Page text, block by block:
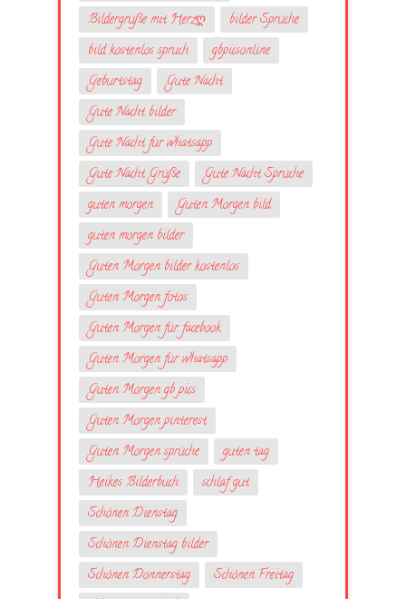
Bildergrüße mit Herzღ
bilder Sprüche
bild kostenlos spruch
gbpicsonline
Geburtstag
Gute Nacht
Gute Nacht bilder
Gute Nacht für whatsapp
Gute Nacht Grüße
Gute Nacht Sprüche
guten morgen
Guten Morgen bild
guten morgen bilder
Guten Morgen bilder kostenlos
Guten Morgen fotos
Guten Morgen für facebook
Guten Morgen für whatsapp
Guten Morgen gb pics
Guten Morgen pinterest
Guten Morgen sprüche
guten tag
Heikes Bilderbuch
schlaf gut
Schönen Dienstag
Schönen Dienstag bilder
Schönen Donnerstag
Schönen Freitag